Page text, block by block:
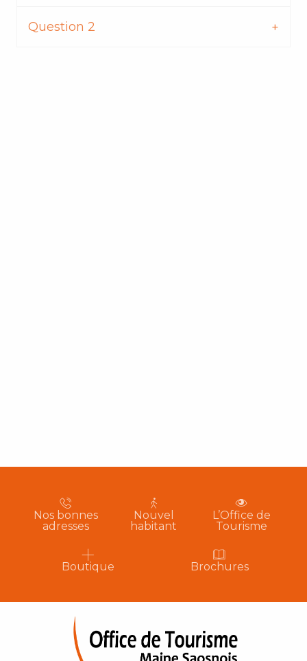
Question 2
Nos bonnes
adresses
Nouvel
habitant
L’Office de
Tourisme
Boutique Brochures